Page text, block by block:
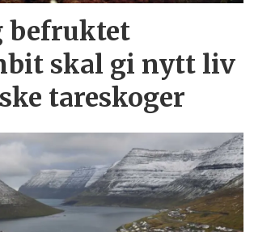
befruktet
skal gi nytt liv
tareskoger